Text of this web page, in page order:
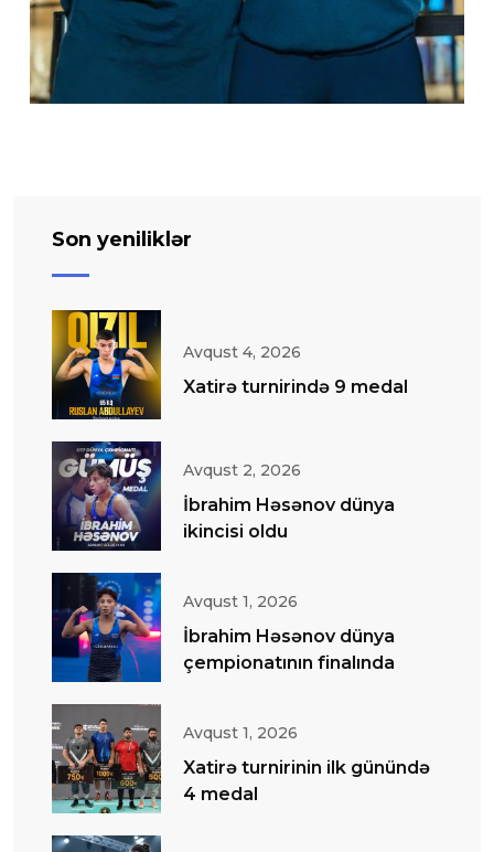
Son yeniliklər
Avqust 4, 2026
Xatirə turnirində 9 medal
Avqust 2, 2026
İbrahim Həsənov dünya
ikincisi oldu
Avqust 1, 2026
İbrahim Həsənov dünya
çempionatının finalında
Avqust 1, 2026
Xatirə turnirinin ilk günündə
4 medal